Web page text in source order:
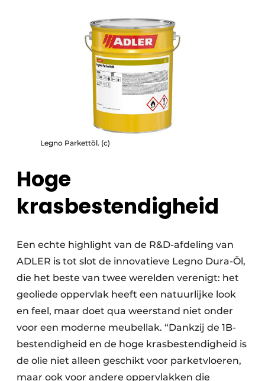
Legno Parkettöl. (c)
Hoge
krasbestendigheid
Een echte highlight van de R&D-afdeling van
ADLER is tot slot de innovatieve Legno Dura-Öl,
die het beste van twee werelden verenigt: het
geoliede oppervlak heeft een natuurlijke look
en feel, maar doet qua weerstand niet onder
voor een moderne meubellak. “Dankzij de 1B-
bestendigheid en de hoge krasbestendigheid is
de olie niet alleen geschikt voor parketvloeren,
maar ook voor andere oppervlakken die